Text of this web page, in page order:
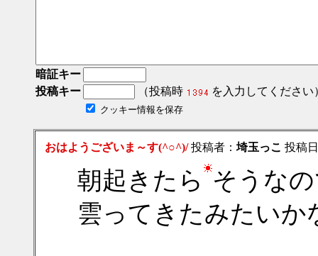
暗証キー
投稿キー
（投稿時 を入力してください
クッキー情報を保存
おはようございま～す(^○^)/投稿者： 埼玉っこ 投稿
朝起きたら そうな
雲ってきたみたいか